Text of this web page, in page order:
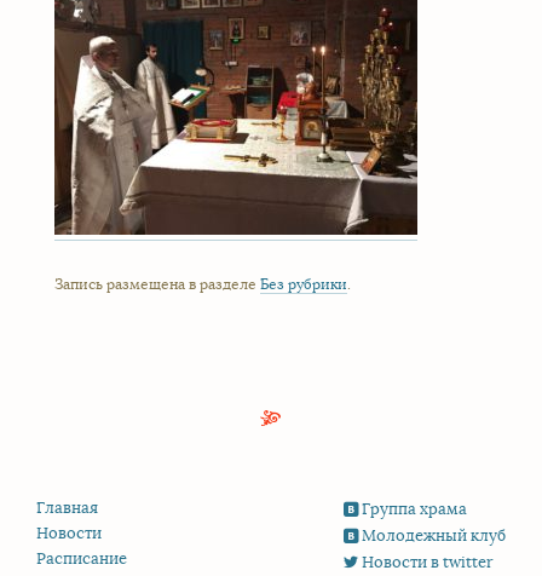
Запись размещена в разделе Без рубрики
Группа храма
Молодежный клуб
Новости в twitter
Главная
Новости
Расписание